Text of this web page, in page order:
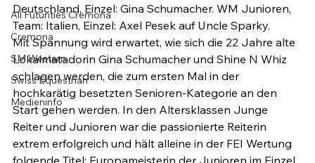
All Futurities Cremona
Cremona
SM Western
Swiss Equestrian
Medieninfo
Deutschland, Einzel: Gina Schumacher. WM Junioren,
Team: Italien, Einzel: Axel Pesek auf Uncle Sparky.
Mit Spannung wird erwartet, wie sich die 22 Jahre alte
Lokalmatadorin Gina Schumacher und Shine N Whiz
schlagen werden, die zum ersten Mal in der
hochkarätig besetzten Senioren-Kategorie an den
Start gehen werden. In den Altersklassen Junge
Reiter und Junioren war die passionierte Reiterin
extrem erfolgreich und hält alleine in der FEI Wertung
folgende Titel: Europameisterin der Junioren im Einzel